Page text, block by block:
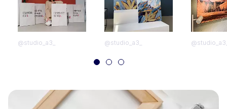
@studio_a3_ @studio_a3_